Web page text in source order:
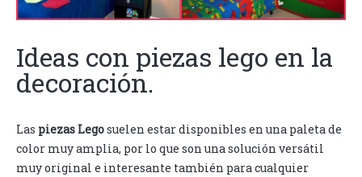
Ideas con piezas lego en la
decoración.
Las piezas Legosuelen estar disponibles en una paleta de
color muy amplia, por lo que son una solución versátil
muy original e interesante también para cualquier